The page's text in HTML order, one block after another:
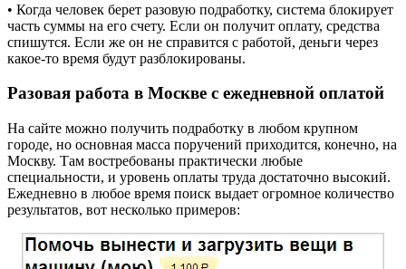
• Когда человек берет разовую подработку, система блокирует
часть суммы на его счету. Если он получит оплату, средства
спишутся. Если же он не справится с работой, деньги через
какое-то время будут разблокированы.
Разовая работа в Москве с ежедневной оплатой
На сайте можно получить подработку в любом крупном
городе, но основная масса поручений приходится, конечно, на
Москву. Там востребованы практически любые
специальности, и уровень оплаты труда достаточно высокий.
Ежедневно в любое время поиск выдает огромное количество
результатов, вот несколько примеров: